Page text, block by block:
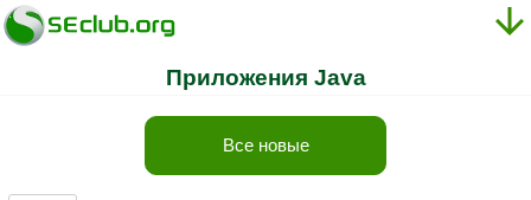
Приложения Java
Все новые